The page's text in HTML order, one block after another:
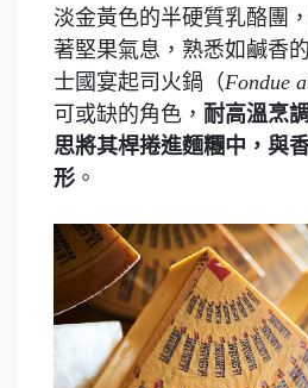
淡金黃色的半硬質乳酪團
著堅果氣息，熟悉如鹹香
士國宴起司火鍋（Fondue
可或缺的角色， 耐高溫烹
思將其桿捲進麵糰中，與
形 。